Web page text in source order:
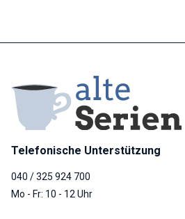
Telefonische Unterstützung
040 / 325 924 700
Mo - Fr: 10 - 12 Uhr